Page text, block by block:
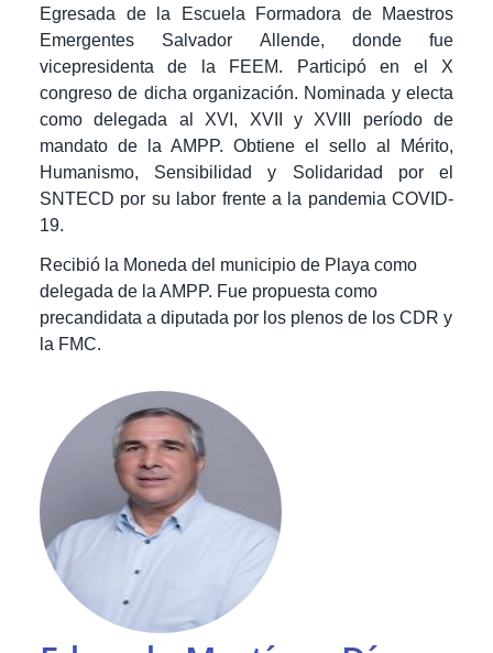
Egresada de la Escuela Formadora de Maestros
Emergentes Salvador Allende, donde fue
vicepresidenta de la FEEM. Participó en el X
congreso de dicha organización. Nominada y electa
como delegada al XVI, XVII y XVIII período de
mandato de la AMPP. Obtiene el sello al Mérito,
Humanismo, Sensibilidad y Solidaridad por el
SNTECD por su labor frente a la pandemia COVID-
19.
Recibió la Moneda del municipio de Playa como
delegada de la AMPP. Fue propuesta como
precandidata a diputada por los plenos de los CDR y
la FMC.